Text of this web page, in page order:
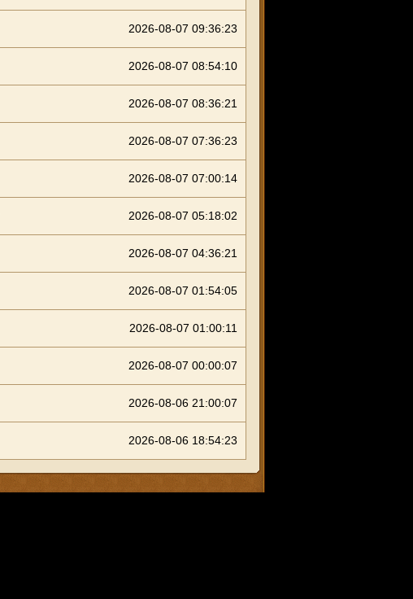
2026-08-07 09:36:23
2026-08-07 08:54:10
2026-08-07 08:36:21
2026-08-07 07:36:23
2026-08-07 07:00:14
2026-08-07 05:18:02
2026-08-07 04:36:21
2026-08-07 01:54:05
2026-08-07 01:00:11
2026-08-07 00:00:07
2026-08-06 21:00:07
2026-08-06 18:54:23